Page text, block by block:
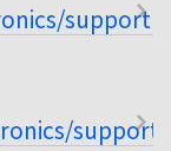
support
support